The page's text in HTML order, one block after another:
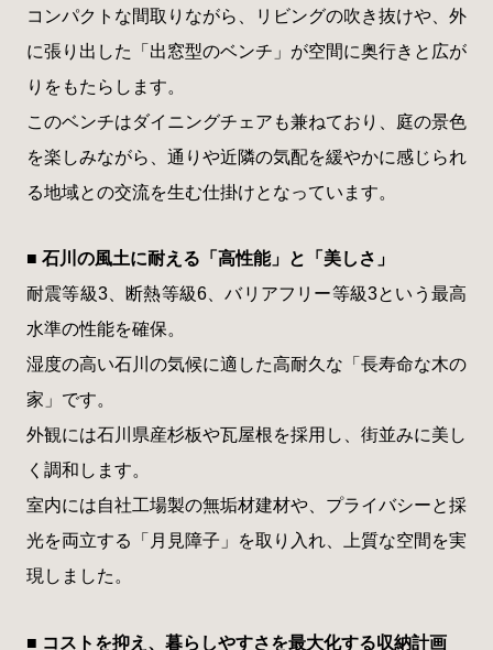
コンパクトな間取りながら、リビングの吹き抜けや、外
に張り出した「出窓型のベンチ」が空間に奥行きと広が
りをもたらします。
このベンチはダイニングチェアも兼ねており、庭の景色
を楽しみながら、通りや近隣の気配を緩やかに感じられ
る地域との交流を生む仕掛けとなっています。
■ 石川の風土に耐える「高性能」と「美しさ」
耐震等級3、断熱等級6、バリアフリー等級3という最高
水準の性能を確保。
湿度の高い石川の気候に適した高耐久な「長寿命な木の
家」です。
外観には石川県産杉板や瓦屋根を採用し、街並みに美し
く調和します。
室内には自社工場製の無垢材建材や、プライバシーと採
光を両立する「月見障子」を取り入れ、上質な空間を実
現しました。
■ コストを抑え、暮らしやすさを最大化する収納計画